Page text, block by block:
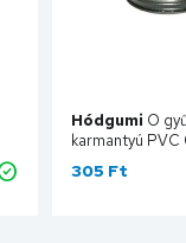
Hódgumi O
karmantyú
305 Ft